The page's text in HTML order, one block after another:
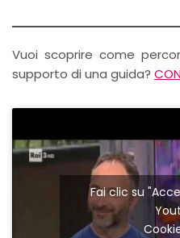
Vuoi scoprire come
supporto di una guida?
Fai clic su